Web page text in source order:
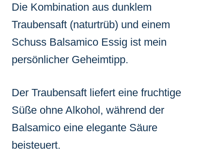
Die Kombination aus dunklem
Traubensaft (naturtrüb) und einem
Schuss Balsamico Essig ist mein
persönlicher Geheimtipp.
Der Traubensaft liefert eine fruchtige
Süße ohne Alkohol, während der
Balsamico eine elegante Säure
beisteuert.